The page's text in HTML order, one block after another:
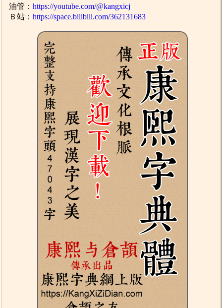
油管：https://youtube.com/@kangxicj
Ｂ站：https://space.bilibili.com/362131683